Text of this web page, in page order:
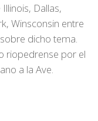
Dallas,
Winsconsin entre
dicho tema.
riopedrense por el
a la Ave.